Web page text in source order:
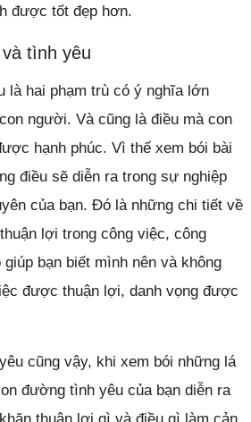
được tốt đẹp hơn.
tình yêu
là hai phạm trù có ý nghĩa lớn
người. Và cũng là điều mà con
hạnh phúc. Vì thế xem bói bài
điều sẽ diễn ra trong sự nghiệp
của bạn. Đó là những chi tiết về
lợi trong công việc, công
bạn biết mình nên và không
được thuận lợi, danh vọng được
cũng vậy, khi xem bói những lá
đường tình yêu của bạn diễn ra
thuận lợi gì và điều gì làm cản